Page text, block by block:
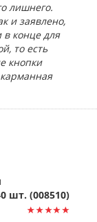
лишнего.
и заявлено,
конце для
то есть
кнопки
шт. (008510)